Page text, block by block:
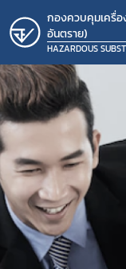
กองควบคุมเครื่อ
อันตราย)
HAZARDOUS